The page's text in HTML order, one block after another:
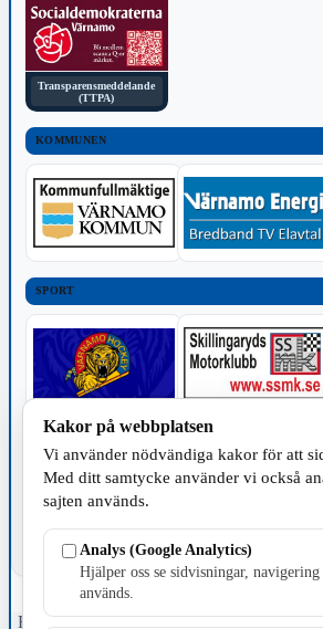
Transparensmeddelande
(TTPA)
KOMMUNEN
SPORT
Fristående webbtidningsföretag grundat
Kakor på webbplatsen
Vi använder nödvändiga kakor för att
Med ditt samtycke använder vi också
sajten används.
Analys (Google Analytics)
Hjälper oss se sidvisningar,
används.